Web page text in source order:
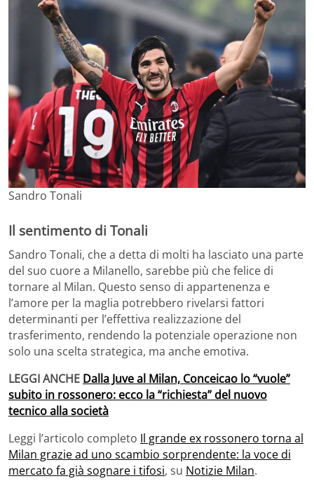
Sandro Tonali
Il sentimento di Tonali
Sandro Tonali, che a detta di molti ha lasciato una parte
del suo cuore a Milanello, sarebbe più che felice di
tornare al Milan. Questo senso di appartenenza e
l’amore per la maglia potrebbero rivelarsi fattori
determinanti per l’effettiva realizzazione del
trasferimento, rendendo la potenziale operazione non
solo una scelta strategica, ma anche emotiva.
LEGGI ANCHE Dalla Juve al Milan, Conceicao lo “vuole”
subito in rossonero: ecco la “richiesta” del nuovo
tecnico alla società
Leggi l’articolo completo Il grande ex rossonero torna al
Milan grazie ad uno scambio sorprendente: la voce di
mercato fa già sognare i tifosi, su Notizie Milan.